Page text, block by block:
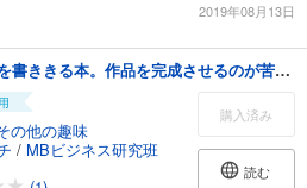
2019年08月13日
一ヶ月で小説を書ききる本。作品を完成させるのが苦手な人へ。10分で読めるシリーズ
の他の趣味
/ MBビジネス研究班
購入済み
読む